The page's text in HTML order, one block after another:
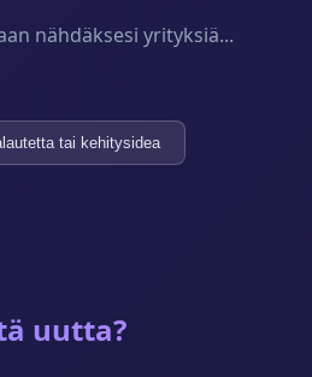
nähdäksesi yrityksiä...
tai kehitysidea
uutta?